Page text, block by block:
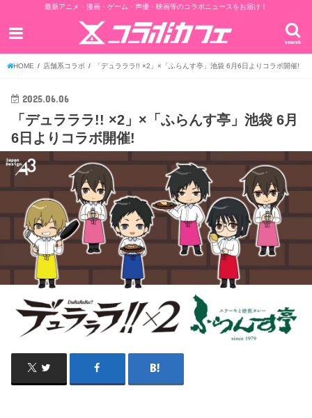
最新アニメ・漫画・ゲーム・声優・映画等のコラボニュースをお届け！
search
HOME 店舗系コラボ 「デュラララ!! ×2」×「ふらんす亭」池袋 6月6日よりコラボ開催!
2025.06.06
「デュラララ!! ×2」×「ふらんす亭」池袋 6月
6日よりコラボ開催!